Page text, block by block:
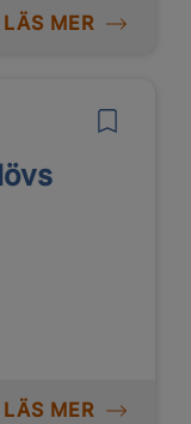
LÄS MER
LÄS MER